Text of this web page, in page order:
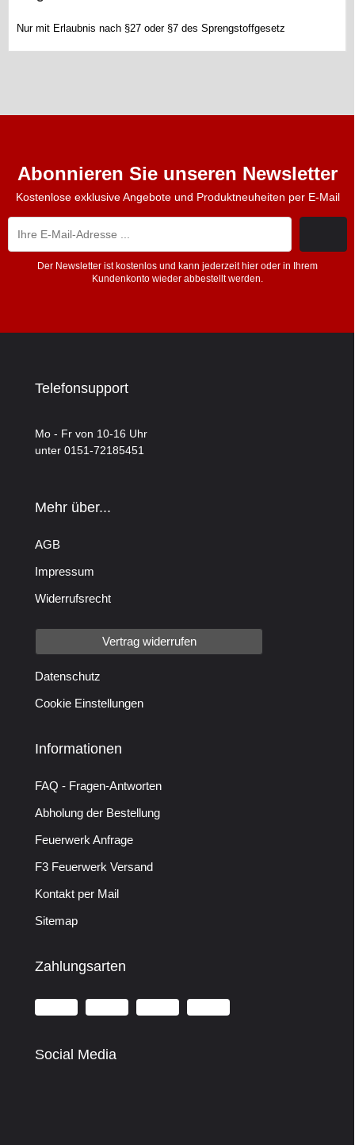
Nur mit Erlaubnis nach §27 oder §7 des Sprengstoffgesetz
Abonnieren Sie unseren Newsletter
Kostenlose exklusive Angebote und Produktneuheiten per E-Mail
Der Newsletter ist kostenlos und kann jederzeit hier oder in Ihrem
Kundenkonto wieder abbestellt werden.
Telefonsupport
Mo - Fr von 10-16 Uhr
unter 0151-72185451
Mehr über...
AGB
Impressum
Widerrufsrecht
Vertrag widerrufen
Datenschutz
Cookie Einstellungen
Informationen
FAQ - Fragen-Antworten
Abholung der Bestellung
Feuerwerk Anfrage
F3 Feuerwerk Versand
Kontakt per Mail
Sitemap
Zahlungsarten
Social Media